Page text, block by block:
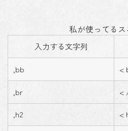
私が使ってる
入力する文字列
,bb <
,br <
,h2 <